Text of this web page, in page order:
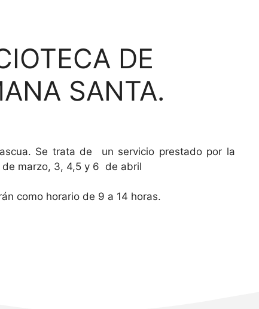
DE
SANTA.
Se trata de un servicio prestado por la
de marzo, 3, 4,5 y 6 de abril
como horario de 9 a 14 horas.